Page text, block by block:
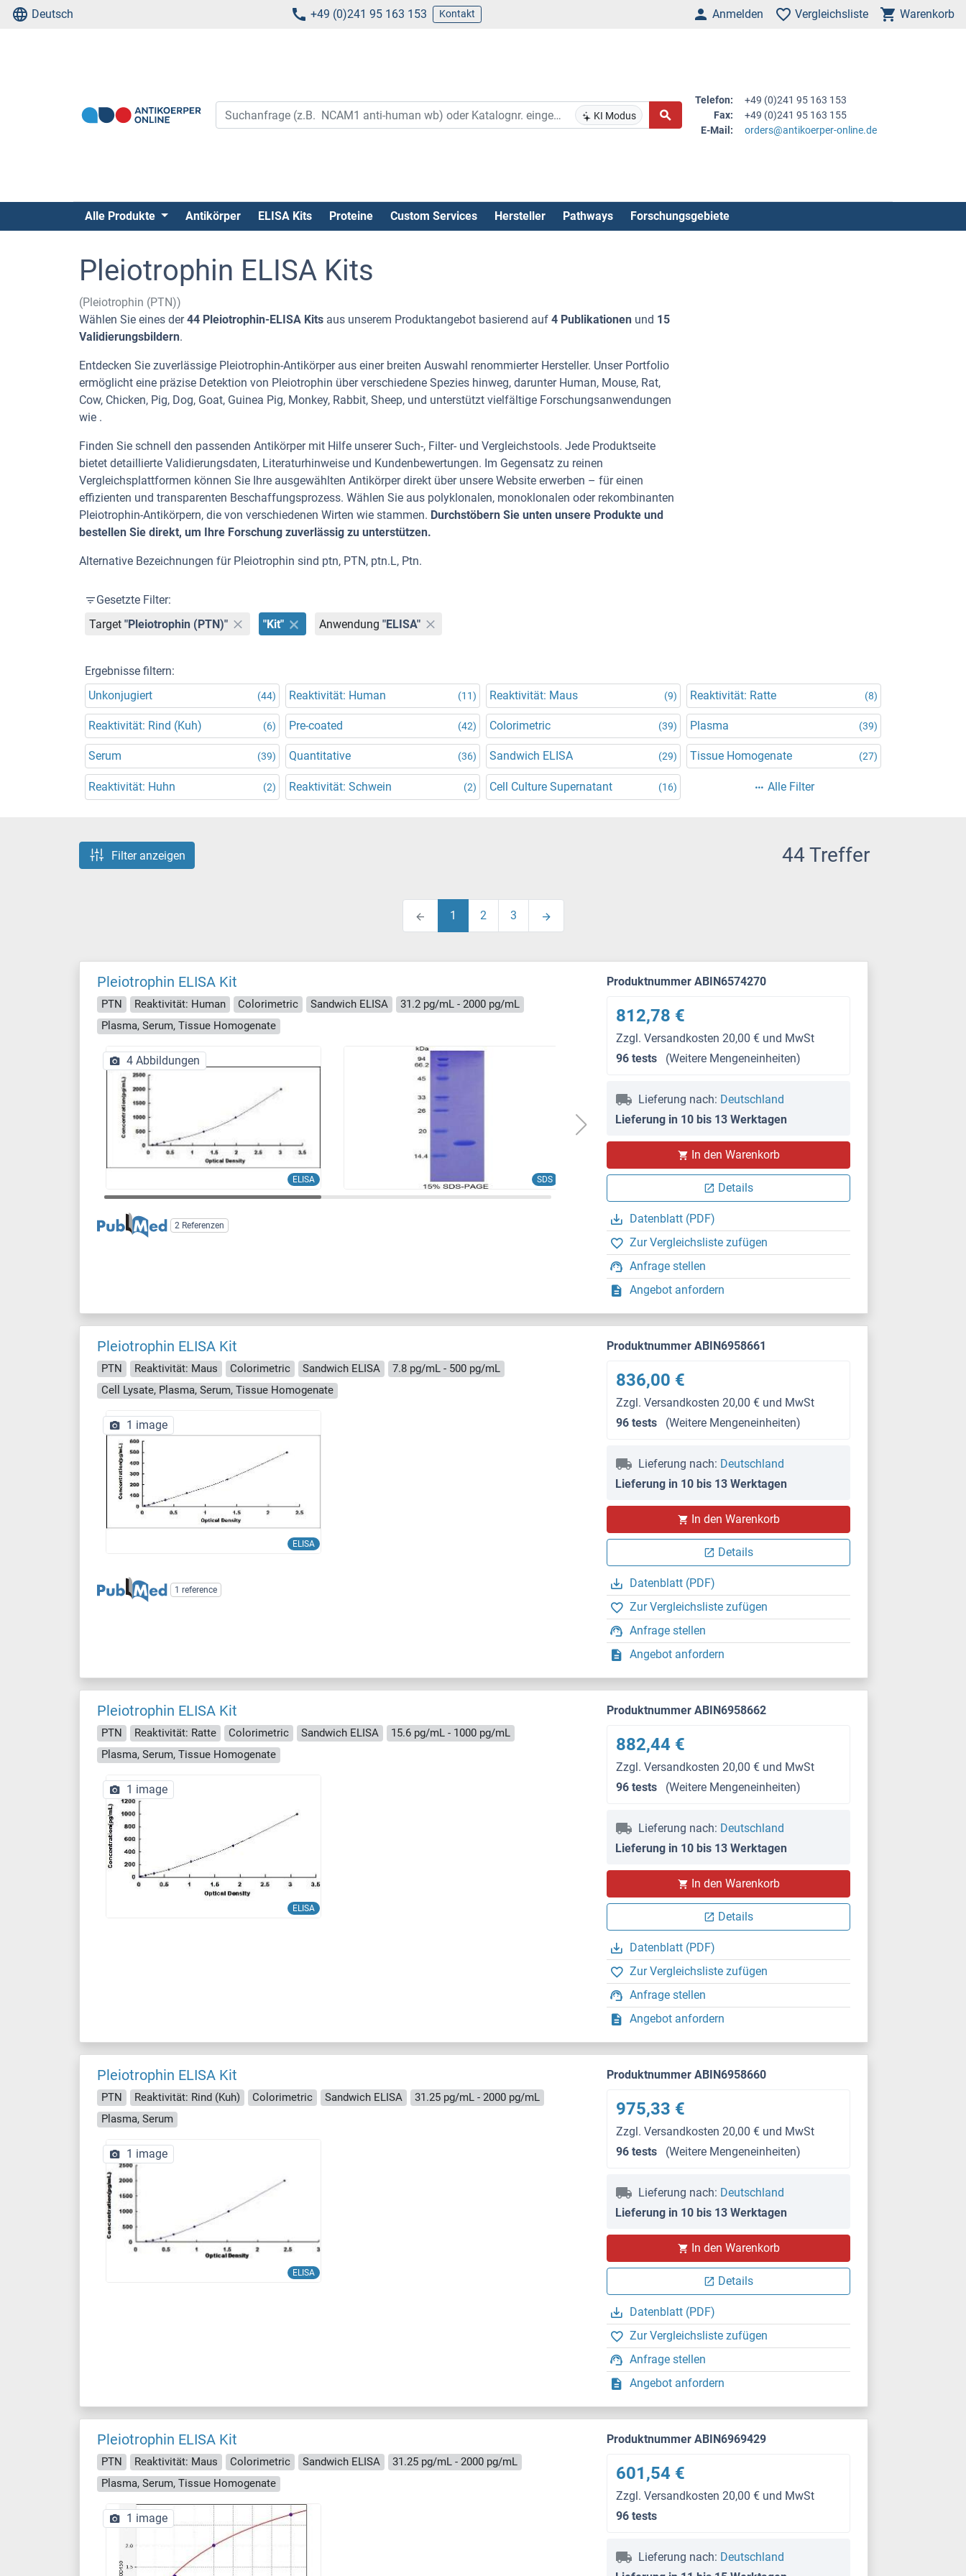
Deutsch +49 (0)241 95 163 153 Kontakt Anmelden Vergleichsliste Warenkorb
KI Modus
Telefon:
+49 (0)241 95 163 153
Fax:
+49 (0)241 95 163 155
E-Mail:
orders@antikoerper-online.de
Alle Produkte Antikörper ELISA Kits Proteine Custom Services Hersteller Pathways Forschungsgebiete
Pleiotrophin ELISA Kits
(Pleiotrophin (PTN))
Wählen Sie eines der44 Pleiotrophin-ELISA Kits aus unserem Produktangebot basierend auf 4 Publikationen und 15
Validierungsbildern.
Entdecken Sie zuverlässige Pleiotrophin-Antikörper aus einer breiten Auswahl renommierter Hersteller. Unser Portfolio
ermöglicht eine präzise Detektion von Pleiotrophin über verschiedene Spezies hinweg, darunter Human, Mouse, Rat,
Cow, Chicken, Pig, Dog, Goat, Guinea Pig, Monkey, Rabbit, Sheep, und unterstützt vielfältige Forschungsanwendungen
wie .
Finden Sie schnell den passenden Antikörper mit Hilfe unserer Such-, Filter- und Vergleichstools. Jede Produktseite
bietet detaillierte Validierungsdaten, Literaturhinweise und Kundenbewertungen. Im Gegensatz zu reinen
Vergleichsplattformen können Sie Ihre ausgewählten Antikörper direkt über unsere Website erwerben – für einen
effizienten und transparenten Beschaffungsprozess. Wählen Sie aus polyklonalen, monoklonalen oder rekombinanten
Pleiotrophin-Antikörpern, die von verschiedenen Wirten wie stammen. Durchstöbern Sie unten unsere Produkte und
bestellen Sie direkt, um Ihre Forschung zuverlässig zu unterstützen.
Alternative Bezeichnungen für Pleiotrophin sind ptn, PTN, ptn.L, Ptn.
Gesetzte Filter:
Target "Pleiotrophin (PTN)" "Kit" Anwendung "ELISA"
Ergebnisse filtern:
Unkonjugiert
(44) Reaktivität: Human (11) Reaktivität: Maus (9) Reaktivität: Ratte (8)
Reaktivität: Rind (Kuh) (6) Pre-coated (42) Colorimetric (39) Plasma (39)
Serum (39) Quantitative (36) Sandwich ELISA (29) Tissue Homogenate (27)
Reaktivität: Huhn (2) Reaktivität: Schwein (2) Cell Culture Supernatant (16) Alle Filter
Filter anzeigen 44 Treffer
1 2 3
Pleiotrophin ELISA Kit
PTN Reaktivität: Human Colorimetric Sandwich ELISA
31.2 pg/mL - 2000 pg/mL
Plasma, Serum, Tissue Homogenate
ELISA SDS
4 Abbildungen
2 Referenzen
Produktnummer ABIN6574270
812,78 €
Zzgl. Versandkosten 20,00 € und MwSt
96 tests
(Weitere Mengeneinheiten)
Lieferung nach: Deutschland
Lieferung in 10 bis 13 Werktagen
In den Warenkorb
Details
Datenblatt (PDF)
Zur Vergleichsliste zufügen
Anfrage stellen
Angebot anfordern
Pleiotrophin ELISA Kit
PTN Reaktivität: Maus Colorimetric Sandwich ELISA
7.8 pg/mL - 500 pg/mL
Cell Lysate, Plasma, Serum, Tissue Homogenate
ELISA
1 image
1 reference
Produktnummer ABIN6958661
836,00 €
Zzgl. Versandkosten 20,00 € und MwSt
96 tests
(Weitere Mengeneinheiten)
Lieferung nach: Deutschland
Lieferung in 10 bis 13 Werktagen
In den Warenkorb
Details
Datenblatt (PDF)
Zur Vergleichsliste zufügen
Anfrage stellen
Angebot anfordern
Pleiotrophin ELISA Kit
PTN Reaktivität: Ratte Colorimetric Sandwich ELISA
15.6 pg/mL - 1000 pg/mL
Plasma, Serum, Tissue Homogenate
ELISA
1 image
Produktnummer ABIN6958662
882,44 €
Zzgl. Versandkosten 20,00 € und MwSt
96 tests
(Weitere Mengeneinheiten)
Lieferung nach: Deutschland
Lieferung in 10 bis 13 Werktagen
In den Warenkorb
Details
Datenblatt (PDF)
Zur Vergleichsliste zufügen
Anfrage stellen
Angebot anfordern
Pleiotrophin ELISA Kit
PTN Reaktivität: Rind (Kuh) Colorimetric Sandwich ELISA
31.25 pg/mL - 2000 pg/mL
Plasma, Serum
ELISA
1 image
Produktnummer ABIN6958660
975,33 €
Zzgl. Versandkosten 20,00 € und MwSt
96 tests
(Weitere Mengeneinheiten)
Lieferung nach: Deutschland
Lieferung in 10 bis 13 Werktagen
In den Warenkorb
Details
Datenblatt (PDF)
Zur Vergleichsliste zufügen
Anfrage stellen
Angebot anfordern
Pleiotrophin ELISA Kit
PTN Reaktivität: Maus Colorimetric Sandwich ELISA
31.25 pg/mL - 2000 pg/mL
Plasma, Serum, Tissue Homogenate
1 image
Produktnummer ABIN6969429
601,54 €
Zzgl. Versandkosten 20,00 € und MwSt
96 tests
Lieferung nach: Deutschland